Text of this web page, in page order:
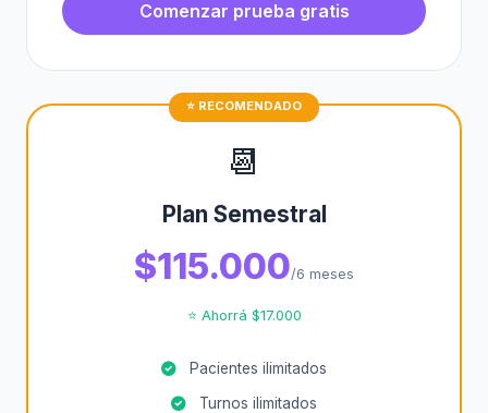
Comenzar prueba gratis
📆
Plan Semestral
$115.000/6 meses
⭐ Ahorrá $17.000
Pacientes ilimitados
Turnos ilimitados